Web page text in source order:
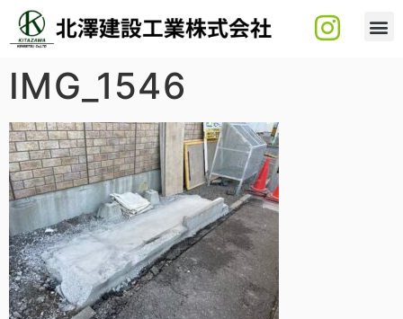
IMG_1546